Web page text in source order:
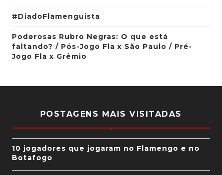
#DiadoFlamenguista
Poderosas Rubro Negras: O que está
faltando? / Pós-Jogo Fla x São Paulo / Pré-
Jogo Fla x Grêmio
POSTAGENS MAIS VISITADAS
10 jogadores que jogaram no Flamengo e no
Botafogo